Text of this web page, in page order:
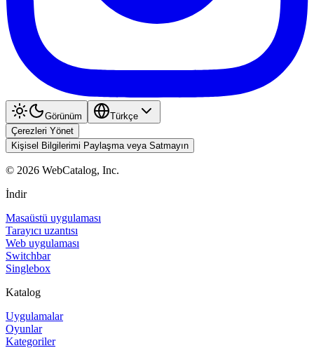
Görünüm
Türkçe
Çerezleri Yönet
Kişisel Bilgilerimi Paylaşma veya Satmayın
© 2026 WebCatalog, Inc.
İndir
Masaüstü uygulaması
Tarayıcı uzantısı
Web uygulaması
Switchbar
Singlebox
Katalog
Uygulamalar
Oyunlar
Kategoriler